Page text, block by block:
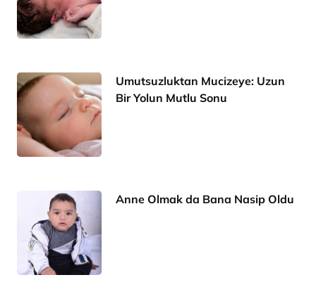
Umutsuzluktan Mucizeye: Uzun
Bir Yolun Mutlu Sonu
Anne Olmak da Bana Nasip Oldu